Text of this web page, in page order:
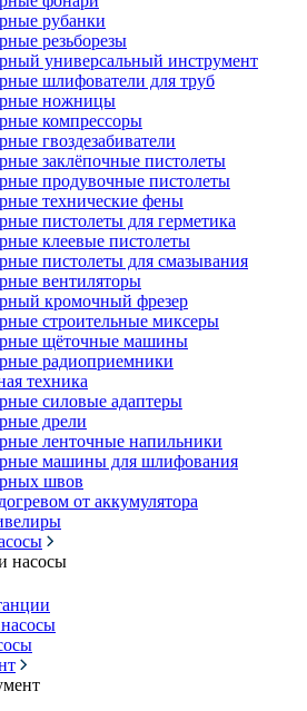
рубанки
резьборезы
универсальный инструмент
шлифователи для труб
ножницы
компрессоры
гвоздезабиватели
заклёпочные пистолеты
продувочные пистолеты
технические фены
пистолеты для герметика
клеевые пистолеты
пистолеты для смазывания
вентиляторы
кромочный фрезер
строительные миксеры
щёточные машины
радиоприемники
техника
силовые адаптеры
дрели
ленточные напильники
машины для шлифования
швов
от аккумулятора
насосы